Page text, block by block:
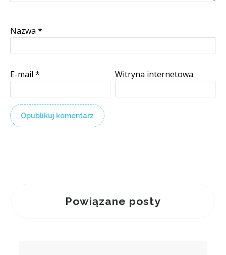
Nazwa *
E-mail * Witryna internetowa
Powiązane posty